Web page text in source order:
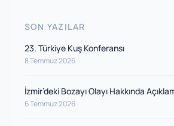
SON YAZILAR
23. Türkiye Kuş Konferansı
8 Temmuz 2026
İzmir’deki Bozayı Olayı Hakkında
6 Temmuz 2026